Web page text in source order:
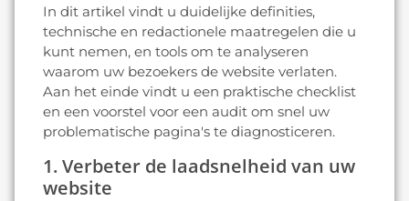
In dit artikel vindt u duidelijke definities,
technische en redactionele maatregelen die u
kunt nemen, en tools om te analyseren
waarom uw bezoekers de website verlaten.
Aan het einde vindt u een praktische checklist
en een voorstel voor een audit om snel uw
problematische pagina's te diagnosticeren.
1. Verbeter de laadsnelheid van uw
website